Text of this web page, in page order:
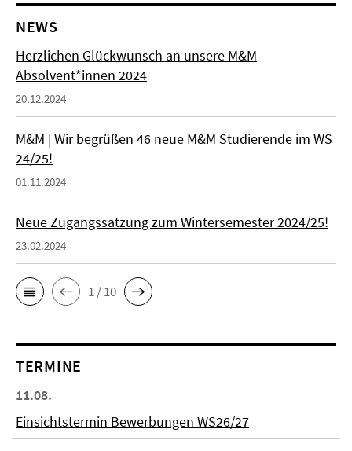
NEWS
Herzlichen Glückwunsch an unsere M&M
Absolvent*innen 2024
20.12.2024
M&M | Wir begrüßen 46 neue M&M Studierende im WS
24/25!
01.11.2024
Neue Zugangssatzung zum Wintersemester 2024/25!
23.02.2024
1 / 10
TERMINE
11.08.
Einsichtstermin Bewerbungen WS26/27